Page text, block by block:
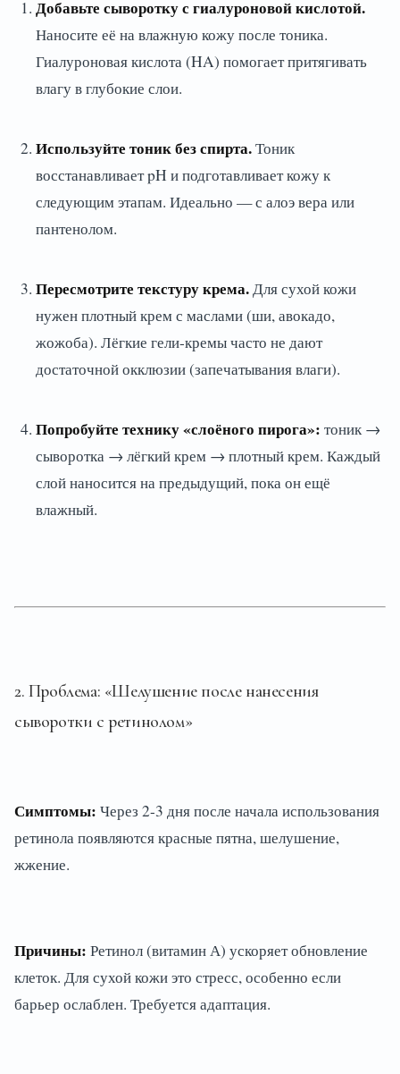
Добавьте сыворотку с гиалуроновой кислотой.
Наносите её на влажную кожу после тоника.
Гиалуроновая кислота (HA) помогает притягивать
влагу в глубокие слои.
Используйте тоник без спирта.Тоник
восстанавливает pH и подготавливает кожу к
следующим этапам. Идеально — с алоэ вера или
пантенолом.
Пересмотрите текстуру крема.Для сухой кожи
нужен плотный крем с маслами (ши, авокадо,
жожоба). Лёгкие гели-кремы часто не дают
достаточной окклюзии (запечатывания влаги).
Попробуйте технику «слоёного пирога»: тоник →
сыворотка → лёгкий крем → плотный крем. Каждый
слой наносится на предыдущий, пока он ещё
влажный.
2. Проблема: «Шелушение после нанесения
сыворотки с ретинолом»
Симптомы: Через 2-3 дня после начала использования
ретинола появляются красные пятна, шелушение,
жжение.
Причины: Ретинол (витамин А) ускоряет обновление
клеток. Для сухой кожи это стресс, особенно если
барьер ослаблен. Требуется адаптация.